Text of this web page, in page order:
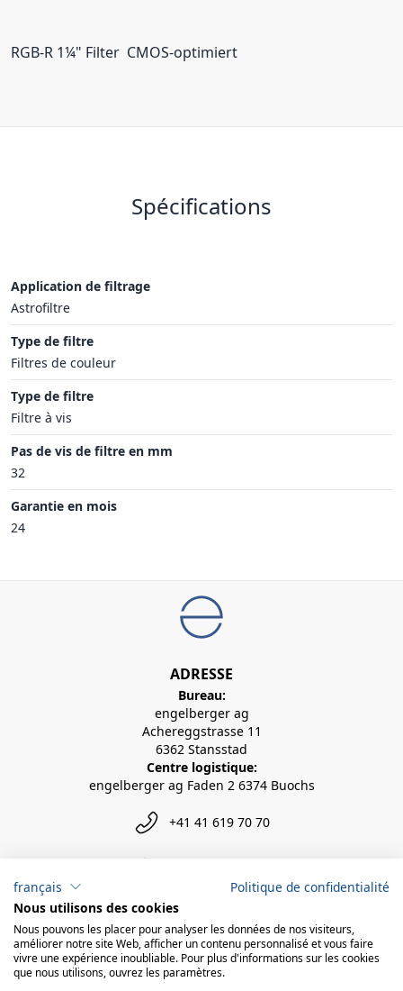
RGB-R 1¼" Filter  CMOS-optimiert
Spécifications
Application de filtrage
Astrofiltre
Type de filtre
Filtres de couleur
Type de filtre
Filtre à vis
Pas de vis de filtre en mm
32
Garantie en mois
24
ADRESSE
Bureau:
engelberger ag
Achereggstrasse 11
6362 Stansstad
Centre logistique:
engelberger ag Faden 2 6374 Buochs
+41 41 619 70 70
français
Politique de confidentialité
Nous utilisons des cookies
Nous pouvons les placer pour analyser les données de nos visiteurs,
améliorer notre site Web, afficher un contenu personnalisé et vous faire
vivre une expérience inoubliable. Pour plus d'informations sur les cookies
que nous utilisons, ouvrez les paramètres.